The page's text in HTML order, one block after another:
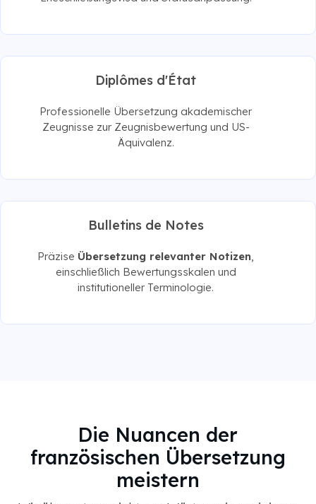
Diplômes d'État
Professionelle Übersetzung akademischer
Zeugnisse zur Zeugnisbewertung und US-
Äquivalenz.
Bulletins de Notes
Präzise Übersetzung relevanter Notizen,
einschließlich Bewertungsskalen und
institutioneller Terminologie.
Die Nuancen der
französischen Übersetzung
meistern